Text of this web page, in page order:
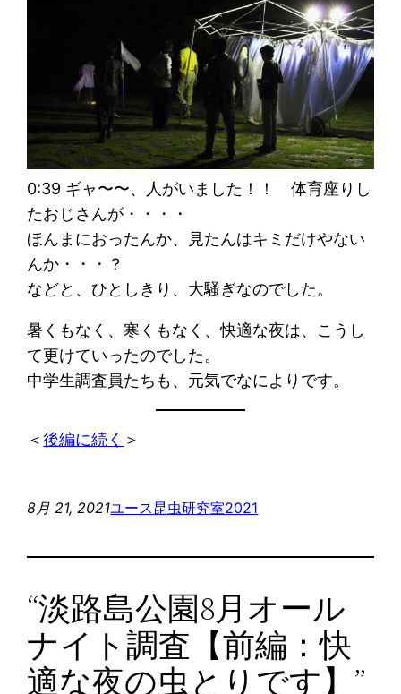
0:39 ギャ〜〜、人がいました！！
体育座りし
たおじさんが・・・・
ほんまにおったんか、見たんはキミだけやない
んか・・・？
などと、ひとしきり、大騒ぎなのでした。
暑くもなく、寒くもなく、快適な夜は、こうし
て更けていったのでした。
中学生調査員たちも、元気でなによりです。
＜後編に続く ＞
8月 21, 2021ユース昆虫研究室2021
“淡路島公園8月オール
ナイト調査【前編：快
適な夜の虫とりです】”